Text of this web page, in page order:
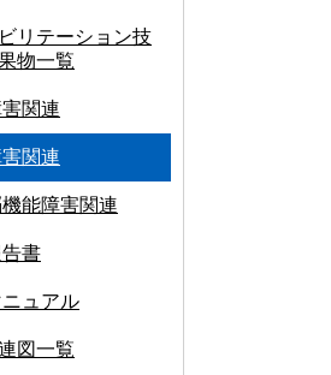
リテーション技
物一覧
関連
関連
能障害関連
書
ュアル
図一覧